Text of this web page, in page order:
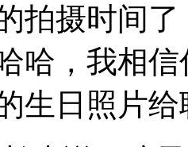
拍摄时间
哈，我相
生日照片